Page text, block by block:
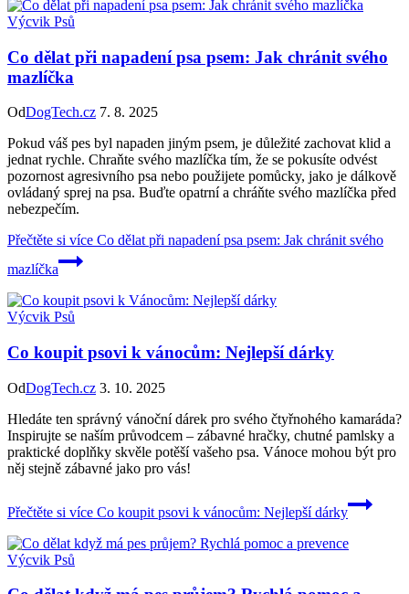
Výcvik Psů
Co dělat při napadení psa psem: Jak chránit svého
mazlíčka
OdDogTech.cz 7. 8. 2025
Pokud váš pes byl napaden jiným psem, je důležité zachovat klid a
jednat rychle. Chraňte svého mazlíčka tím, že se pokusíte odvést
pozornost agresivního psa nebo použijete pomůcky, jako je dálkově
ovládaný sprej na psa. Buďte opatrní a chráňte svého mazlíčka před
nebezpečím.
Přečtěte si více Co dělat při napadení psa psem: Jak chránit svého
mazlíčka
Výcvik Psů
Co koupit psovi k vánocům: Nejlepší dárky
OdDogTech.cz 3. 10. 2025
Hledáte ten správný vánoční dárek pro svého čtyřnohého kamaráda?
Inspirujte se naším průvodcem – zábavné hračky, chutné pamlsky a
praktické doplňky skvěle potěší vašeho psa. Vánoce mohou být pro
něj stejně zábavné jako pro vás!
Přečtěte si více Co koupit psovi k vánocům: Nejlepší dárky
Výcvik Psů